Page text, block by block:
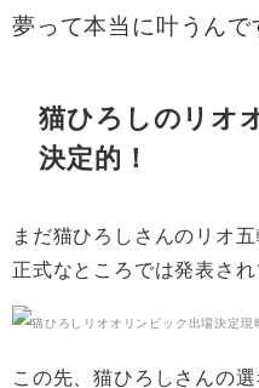
夢って本当に叶うんで
猫ひろしのリオ
決定的！
まだ猫ひろしさんのリオ五
正式なところでは発表され
この先、猫ひろしさんの選